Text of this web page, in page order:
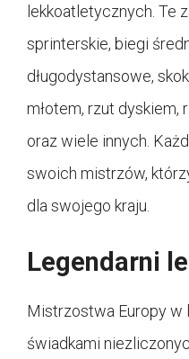
lekkoatletycznych. Te
sprinterskie, biegi
długodystansowe,
młotem, rzut
oraz wiele innych.
swoich mistrzów,
dla swojego kraju.
Legendarni
Mistrzostwa Europy w
świadkami